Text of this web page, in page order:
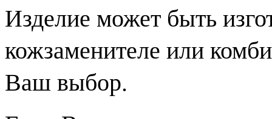
Изделие может быть
кожзаменителе или
Ваш выбор.